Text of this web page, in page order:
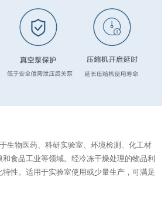
物医药、科研实验室、环境检测、化工材
食品工业等领域。经冷冻干燥处理的物品利
性。适用于实验室使用或少量生产，可满足